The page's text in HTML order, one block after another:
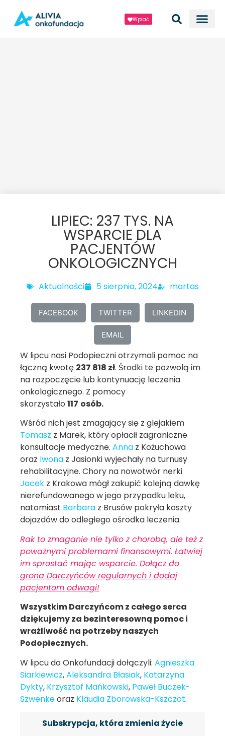
Wpłać
LIPIEC: 237 TYS. NA
WSPARCIE DLA
PACJENTÓW
ONKOLOGICZNYCH
Aktualności 5 sierpnia, 2024 martas
FACEBOOK TWITTER LINKEDIN
EMAIL
W lipcu nasi Podopieczni otrzymali pomoc na
łączną kwotę 237 818 zł. Środki te pozwolą im
na rozpoczęcie lub kontynuację leczenia
onkologicznego. Z pomocy
skorzystało 117 osób.
Wśród nich jest zmagający się z glejakiem
Tomasz z Marek, który opłacił zagraniczne
konsultacje medyczne. Anna z Kożuchowa
oraz Iwona z Jasionki wyjechały na turnusy
rehabilitacyjne. Chory na nowotwór nerki
Jacek z Krakowa mógł zakupić kolejną dawkę
nierefundowanego w jego przypadku leku,
natomiast Barbara z Brusów pokryła koszty
dojazdów do odległego ośrodka leczenia.
Rak to zmaganie nie tylko z chorobą, ale też z
poważnymi problemami finansowymi. Łatwiej
im sprostać mając wsparcie. Dołącz do
grona Darczyńców regularnych i dodaj
pacjentom odwagi!
Wszystkim Darczyńcom z całego serca
dziękujemy za bezinteresowną pomoc i
wrażliwość na potrzeby naszych
Podopiecznych.
W lipcu do Onkofundacji dołączyli: Agnieszka
Siarkiewicz,Aleksandra Błasiak, Katarzyna
Dykty, Krzysztof Mańkowski, Paweł Buczek-
Szwenkeoraz Klaudia Zborowska-Kszczot.
Subskrypcja, która zmienia życie